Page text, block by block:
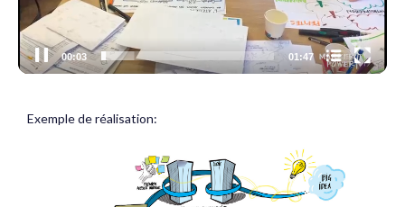
00:04 01:47
Nom du chapitre
Exemple de réalisation: